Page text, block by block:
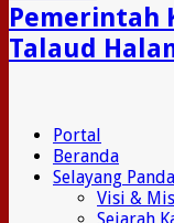
Pemerintah
Talaud
Portal
Beranda
Selayang
Visi &